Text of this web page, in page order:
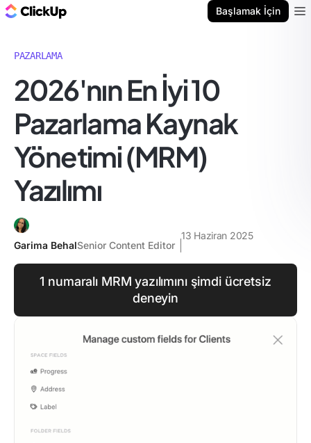
Başlamak İçin
PAZARLAMA
2026'nın En İyi 10
Pazarlama Kaynak
Yönetimi (MRM)
Yazılımı
Garima BehalSenior Content Editor
13 Haziran 2025
1 numaralı MRM yazılımını şimdi ücretsiz
deneyin